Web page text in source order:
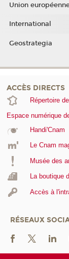
Union
International
Geostrategia
ACCÈS DIRECTS
Répertoire
Espace numérique
Handi'Cnam
Le Cnam
Musée des
La boutique
Accès à
RÉSEAUX